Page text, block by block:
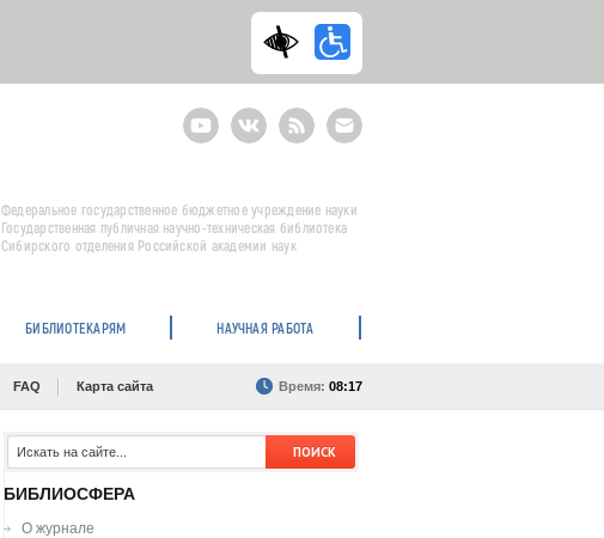
YoutubeВКонтактеRSS
E-
mail
подписка
Федеральное государственное бюджетное учреждение науки
Государственная публичная научно-техническая библиотека
Сибирского отделения Российской академии наук
БИБЛИОТЕКАРЯМ НАУЧНАЯ РАБОТА
FAQ Карта сайта Время: 08:17
БИБЛИОСФЕРА
О журнале